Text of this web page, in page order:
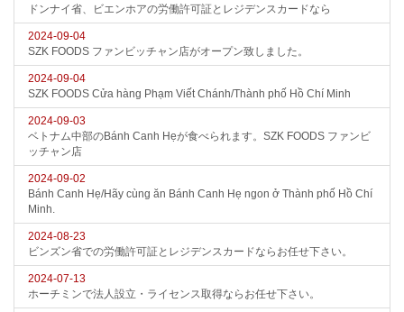
ドンナイ省、ビエンホアの労働許可証とレジデンスカードなら
2024-09-04
SZK FOODS ファンビッチャン店がオープン致しました。
2024-09-04
SZK FOODS Cửa hàng Phạm Viết Chánh/Thành phố Hồ Chí Minh
2024-09-03
ベトナム中部のBánh Canh Hẹが食べられます。SZK FOODS ファンビ
ッチャン店
2024-09-02
Bánh Canh Hẹ/Hãy cùng ăn Bánh Canh Hẹ ngon ở Thành phố Hồ Chí
Minh.
2024-08-23
ビンズン省での労働許可証とレジデンスカードならお任せ下さい。
2024-07-13
ホーチミンで法人設立・ライセンス取得ならお任せ下さい。